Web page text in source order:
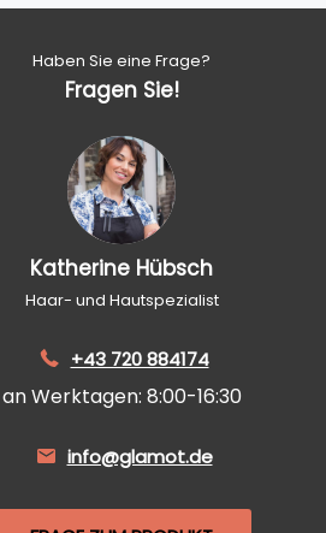
Haben Sie eine Frage?
Fragen Sie!
Katherine Hübsch
Haar- und Hautspezialist
+43 720 884174
an Werktagen: 8:00-16:30
info@glamot.de